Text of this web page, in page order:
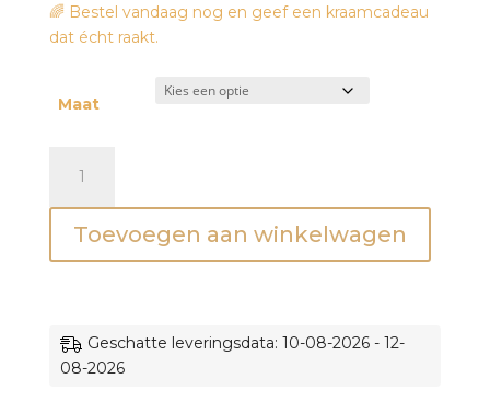
🌈 Bestel vandaag nog en geef een kraamcadeau
dat écht raakt.
Maat
Papa
Regenboog
aantal
Toevoegen aan winkelwagen
Geschatte leveringsdata: 10-08-2026 - 12-
08-2026